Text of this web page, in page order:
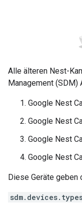
Alle älteren Nest-
Management (SDM)
Google Nest
Google Nest
Google Nest
Google Nest
Diese Geräte geben